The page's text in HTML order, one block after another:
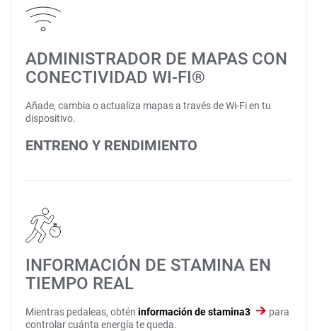
ADMINISTRADOR DE MAPAS CON
CONECTIVIDAD WI-FI®
Añade, cambia o actualiza mapas a través de Wi-Fi en tu
dispositivo.
ENTRENO Y RENDIMIENTO
INFORMACIÓN DE STAMINA EN
TIEMPO REAL
Mientras pedaleas, obtén información de stamina3
para
controlar cuánta energía te queda.